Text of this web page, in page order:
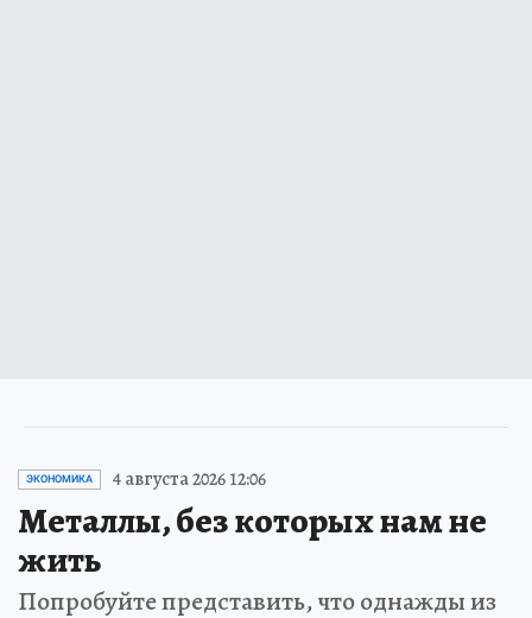
ЭКОНОМИКА 4 августа 2026 12:06
Металлы, без которых нам не
жить
Попробуйте представить, что однажды из